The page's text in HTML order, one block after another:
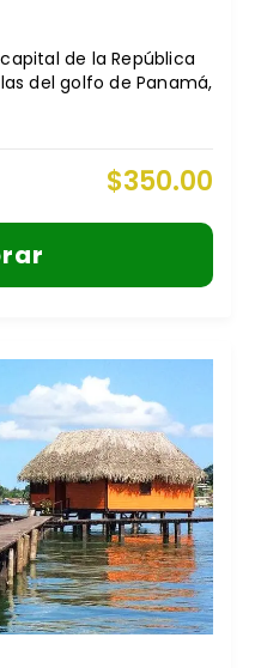
de la República
del golfo de Panamá,
$350.00